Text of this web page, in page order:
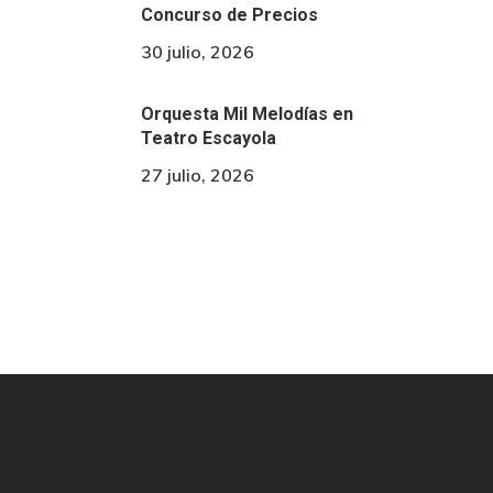
Concurso de Precios
30 julio, 2026
Orquesta Mil Melodías en
Teatro Escayola
27 julio, 2026